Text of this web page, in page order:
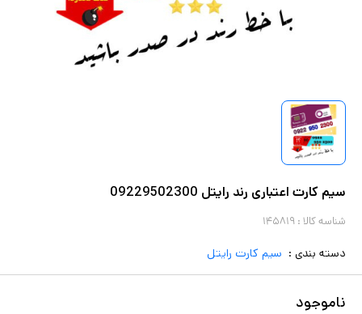
سیم کارت اعتباری رند رایتل 09229502300
شناسه کالا : ۱۴۵۸۱۹
دسته بندی : سیم کارت رایتل
ناموجود